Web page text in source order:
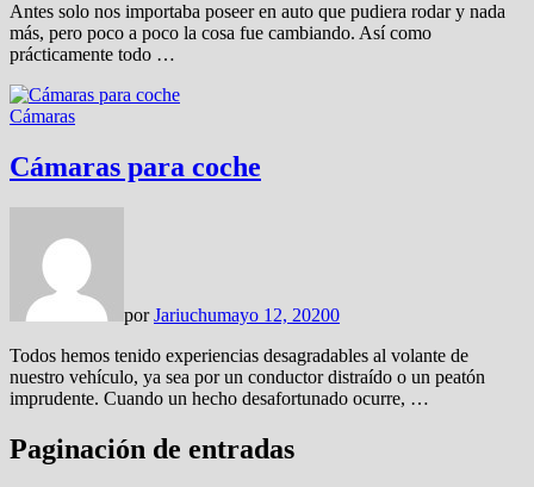
Antes solo nos importaba poseer en auto que pudiera rodar y nada
más, pero poco a poco la cosa fue cambiando. Así como
prácticamente todo …
Cámaras
Cámaras para coche
porJariuchumayo 12, 20200
Todos hemos tenido experiencias desagradables al volante de
nuestro vehículo, ya sea por un conductor distraído o un peatón
imprudente. Cuando un hecho desafortunado ocurre, …
Paginación de entradas